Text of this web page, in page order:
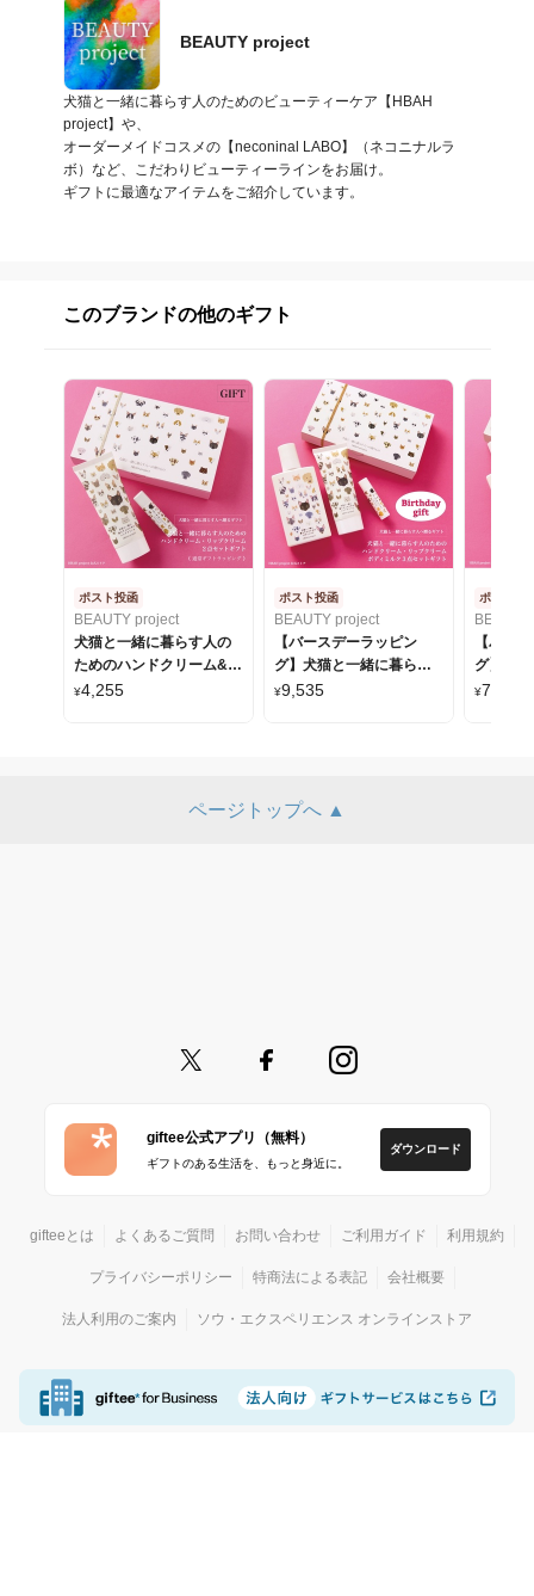
BEAUTY project
犬猫と一緒に暮らす人のためのビューティーケア【HBAH
project】や、
オーダーメイドコスメの【neconinal LABO】（ネコニナルラ
ボ）など、こだわりビューティーラインをお届け。
ギフトに最適なアイテムをご紹介しています。
このブランドの他のギフト
ポスト投函
BEAUTY project
犬猫と一緒に暮らす人の
ためのハンドクリーム&リ
ップクリームギフト/ポス
¥4,255
ポスト投函
BEAUTY project
【バースデーラッピン
グ】犬猫と一緒に暮らす
人のためのハンドクリー
¥9,535
ポスト投
【バー
グ】犬
人のた
¥7,115
ページトップへ ▲
giftee公式アプリ（無料）
ギフトのある生活を、もっと身近に。
ダウンロード
gifteeとは よくあるご質問 お問い合わせ ご利用ガイド 利用規約
プライバシーポリシー 特商法による表記 会社概要
法人利用のご案内 ソウ・エクスペリエンス オンラインストア